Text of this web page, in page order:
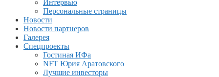
Интервью
Персональные страницы
Новости
Новости партнеров
Галерея
Спецпроекты
Гостиная ИФа
NFT Юрия Аратовского
Лучшие инвесторы